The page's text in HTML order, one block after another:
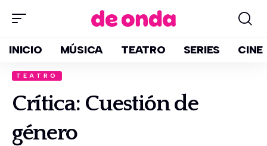
INICIO MÚSICA TEATRO SERIES CINE
TEATRO
Crítica: Cuestión de
género